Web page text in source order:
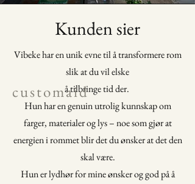
c u s t o m a i d
Kunden sier
Vibeke har en unik evne til å transformere rom
slik at du vil elske
å tilbringe tid der.
Hun har en genuin utrolig kunnskap om
farger, materialer og lys – noe som gjør at
energien i rommet blir det du ønsker at det den
skal være.
Hun er lydhør for mine ønsker og god på å